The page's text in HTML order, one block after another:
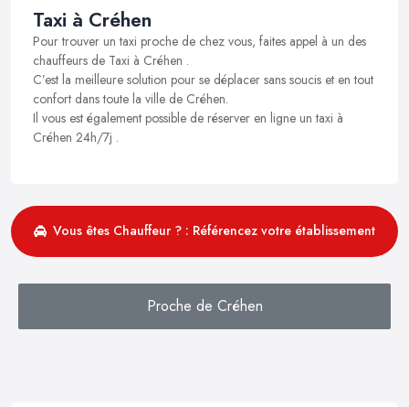
Taxi à Créhen
Pour trouver un taxi proche de chez vous, faites appel à un des
chauffeurs de Taxi à Créhen .
C’est la meilleure solution pour se déplacer sans soucis et en tout
confort dans toute la ville de Créhen.
Il vous est également possible de réserver en ligne un taxi à
Créhen 24h/7j .
Vous êtes Chauffeur ? : Référencez votre établissement
Proche de Créhen